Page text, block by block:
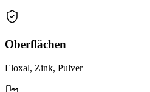
Oberflächen
Eloxal, Zink, Pulver